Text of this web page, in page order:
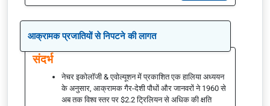
आक्रामक प्रजातियों से निपटने की लागत
संदर्भ
नेचर इकोलॉजी & एवोल्यूशन में प्रकाशित एक हालिया अध्ययन
के अनुसार, आक्रामक गैर-देशी पौधों और जानवरों ने 1960 से
अब तक विश्व स्तर पर $2.2 ट्रिलियन से अधिक की क्षति